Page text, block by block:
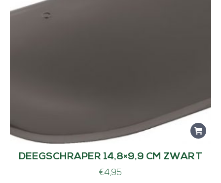
DEEGSCHRAPER 14,8×9,9 CM ZWART
€4,95